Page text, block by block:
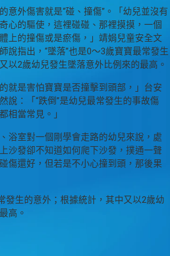
意外傷害就是“碰、撞傷”。「幼兒並沒有
心的驅使，這裡碰碰、那裡摸摸，一個
上的撞傷或是瘀傷，」靖娟兒童安全文
說指出，“墜落”也是0～3歲寶寶最常發生
以2歲幼兒發生墜落意外比例來的最高。
就是害怕寶寶是否撞擊到頭部，」台安
說：「“跌倒”是幼兒最常發生的事故傷
相當常見。」
浴室對一個剛學會走路的幼兒來說，處
沙發卻不知道如何爬下沙發，撲通一聲
傷還好，但若是不小心撞到頭，那後果
發生的意外；根據統計，其中又以2歲幼
高。